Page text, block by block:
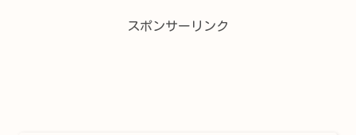
スポンサーリンク